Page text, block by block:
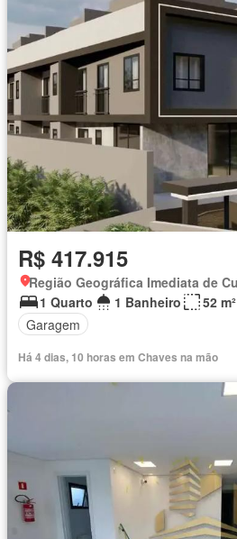
R$ 417.915
1 Quarto
1 Banheiro
52 m²
Garagem
Há 4 dias, 10 horas em Chaves na mão